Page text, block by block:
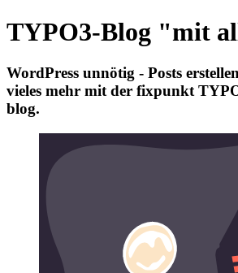
TYPO3-Blog "mit
WordPress unnötig - Posts
vieles mehr mit der fixpunkt
blog.